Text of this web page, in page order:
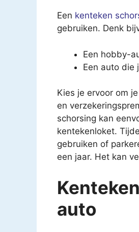
Een kenteken
gebruiken. Denk
Een hobby-
Een auto die
Kies je ervoor om
en
schorsing kan
kentekenloket.
gebruiken of
een jaar. Het kan
auto